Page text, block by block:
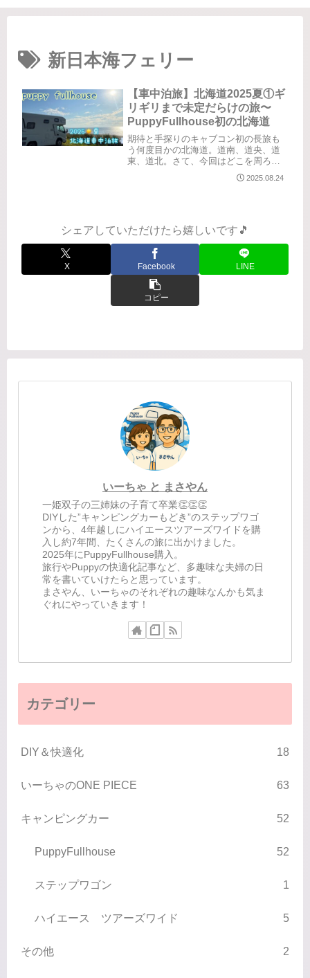
新日本海フェリー
【車中泊旅】北海道2025夏①ギ
リギリまで未定だらけの旅〜
PuppyFullhouse初の北海道
期待と手探りのキャブコン初の長旅も
う何度目かの北海道。道南、道央、道
東、道北。さて、今回はどこを周ろう
か？未定だらけの旅。どのフェリーが
予約できるか？とか、このフェリーだ
2025.08.24
シェアしていただけたら嬉しいです🎵
X Facebook LINE
コピー
いーちゃ と まさやん
一姫双子の三姉妹の子育て卒業👏👏👏
DIYした”キャンピングカーもどき”のステップワゴ
ンから、4年越しにハイエースツアーズワイドを購
入し約7年間、たくさんの旅に出かけました。
2025年にPuppyFullhouse購入。
旅行やPuppyの快適化記事など、多趣味な夫婦の日
常を書いていけたらと思っています。
まさやん、いーちゃのそれぞれの趣味なんかも気ま
ぐれにやっていきます！
カテゴリー
DIY＆快適化 18
いーちゃのONE PIECE 63
キャンピングカー 52
PuppyFullhouse 52
ステップワゴン 1
ハイエース ツアーズワイド 5
その他 2